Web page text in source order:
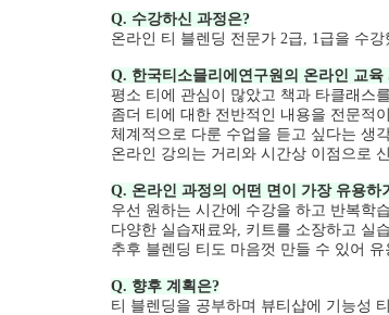
Q. 수강하신 과정은?
온라인 티 블렌딩 전문가 2급, 1급을 수강
Q. 한국티소믈리에연구원의 온라인 교육
평소 티에 관심이 많았고 책과 타클래스
좀더 티에 대한 전반적인 내용을 전문적
체계적으로 다룬 수업을 듣고 싶다는 생
온라인 강의는 거리와 시간상 이점으로
Q. 온라인 과정의 어떤 면이 가장 유용하
우선 원하는 시간에 수강을 하고 반복학
다양한 실습재료와, 키트를 소장하고 실
추후 블렌딩 티도 마음껏 만들 수 있어 유
Q. 향후 계획은?
티 블렌딩을 공부하며 뷰티샵에 기능성